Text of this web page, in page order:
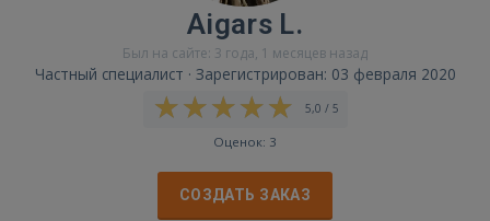
Aigars L.
Был на сайте: 3 года, 1 месяцев назад
Частный специалист · Зарегистрирован: 03 февраля 2020
5,0 / 5
Оценок: 3
СОЗДАТЬ ЗАКАЗ